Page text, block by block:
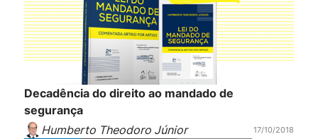
Decadência do direito ao mandado de
segurança
Humberto Theodoro Júnior
17/10/2018